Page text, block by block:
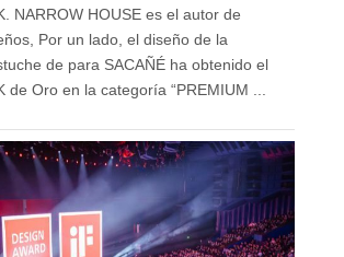
NARROW HOUSE es el autor de
Por un lado, el diseño de la
de para SACAÑÉ ha obtenido el
de Oro en la categoría “PREMIUM ...